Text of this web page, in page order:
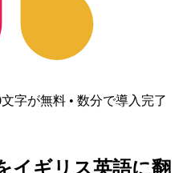
字が無料 • 数分で導入完了
イギリス英語に翻